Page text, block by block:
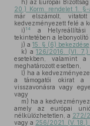
h) az Európai
20.) Korm. rendelet 1. §-
már elszámolt,
kedvezményezett felé a
i) 14
a Helyreállítási
tekintetében a
j) a 15. § (6) bekezdése
k) a126/2016. (VI.
esetekben, valamint a
meghatározott esetben,
l) ha a
a támogatói okirat a
visszavonásra vagy
vagy
m) ha a
amely az európai
nélkülözhetetlen, a 272/
vagy a 256/2021. (V.